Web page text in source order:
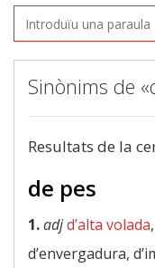
Sinònims de
Resultats de la
de pes
1.adjd’alta volada,
d’envergadura,